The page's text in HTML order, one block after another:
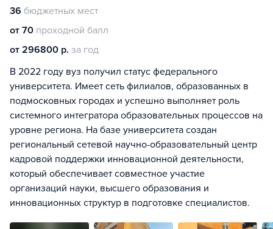
36 бюджетных мест
от 70 проходной балл
от 296800 р. за год
В 2022 году вуз получил статус федерального
университета. Имеет сеть филиалов, образованных в
подмосковных городах и успешно выполняет роль
системного интегратора образовательных процессов на
уровне региона. На базе университета создан
региональный сетевой научно-образовательный центр
кадровой поддержки инновационной деятельности,
который обеспечивает совместное участие
организаций науки, высшего образования и
инновационных структур в подготовке специалистов.